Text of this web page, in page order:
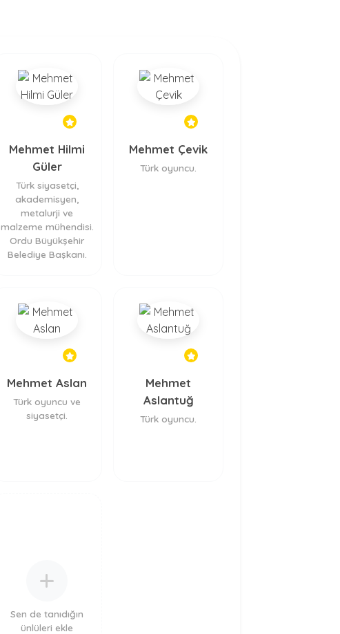
Mehmet Hilmi
Güler
Türk siyasetçi,
akademisyen,
metalurji ve
malzeme mühendisi.
Ordu Büyükşehir
Belediye Başkanı.
Mehmet Çevik
Türk oyuncu.
Mehmet Aslan
Türk oyuncu ve
siyasetçi.
Mehmet
Aslantuğ
Türk oyuncu.
Sen de tanıdığın
ünlüleri ekle